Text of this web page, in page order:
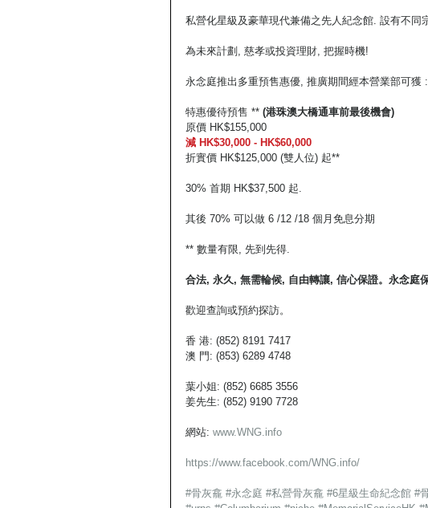
私營化星級及豪華現代兼備之先人紀念館. 設有不同
為未來計劃, 慈孝或投資理財, 把握時機!
永念庭推出多重預售惠優, 推廣期間經本營業部可獲 :
特惠優待預售 ** (港珠澳大橋通車前最後機會)
原價 HK$155,000
減 HK$30,000 - HK$60,000
折實價 HK$125,000 (雙人位) 起**
30% 首期 HK$37,500 起.
其後 70% 可以做 6 /12 /18 個月免息分期
** 數量有限, 先到先得.
合法, 永久, 無需輪候, 自由轉讓, 信心保證。永念庭
歡迎查詢或預約探訪。
香 港: (852) 8191 7417
澳 門: (853) 6289 4748
葉小姐: (852) 6685 3556
姜先生: (852) 9190 7728
網站: www.WNG.info
https://www.facebook.com/WNG.info/
#骨灰龕 #永念庭 #私營骨灰龕 #6星級生命紀念館 #